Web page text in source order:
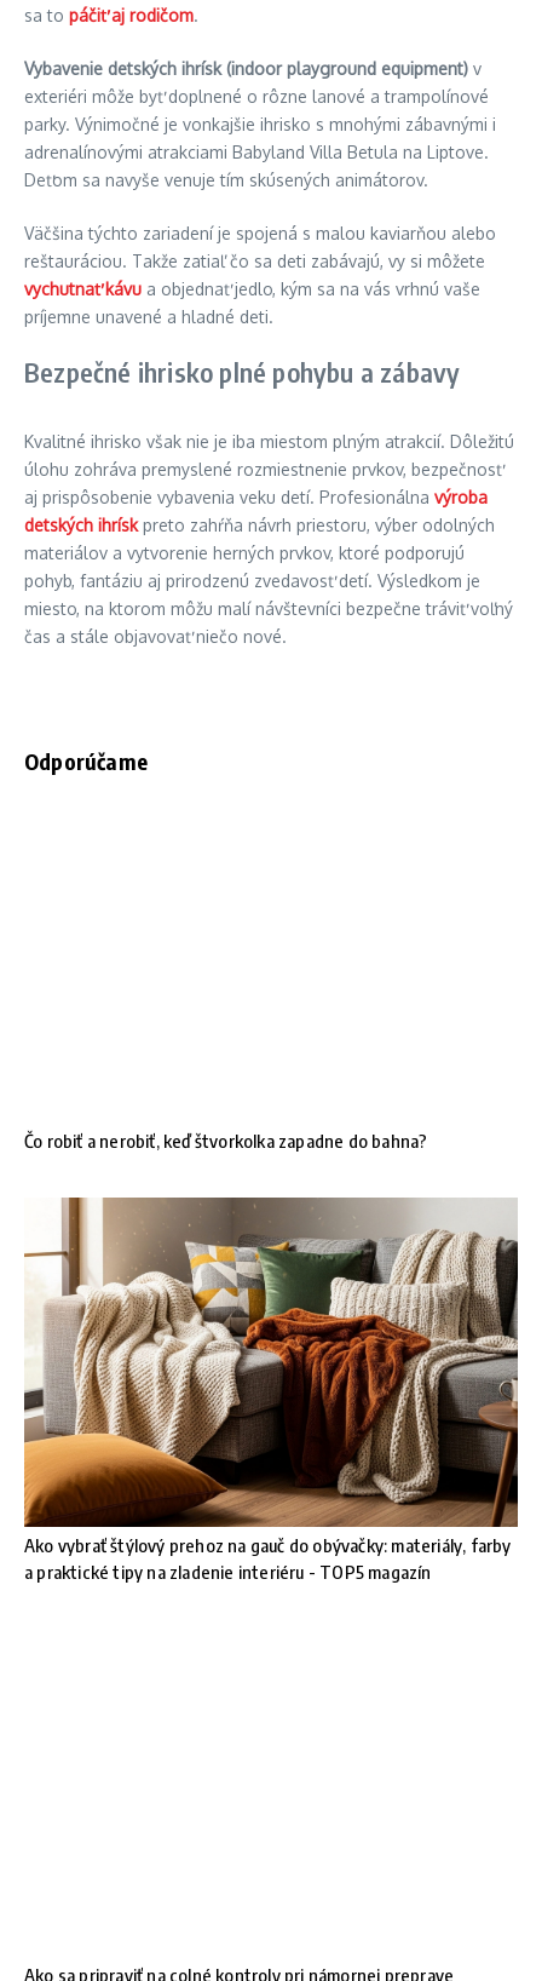
sa to páčiť aj rodičom.
Vybavenie detských ihrísk (indoor playground equipment) v
exteriéri môže byť doplnené o rôzne lanové a trampolínové
parky. Výnimočné je vonkajšie ihrisko s mnohými zábavnými i
adrenalínovými atrakciami Babyland Villa Betula na Liptove.
Deťom sa navyše venuje tím skúsených animátorov.
Väčšina týchto zariadení je spojená s malou kaviarňou alebo
reštauráciou. Takže zatiaľ čo sa deti zabávajú, vy si môžete
vychutnať kávu a objednať jedlo, kým sa na vás vrhnú vaše
príjemne unavené a hladné deti.
Bezpečné ihrisko plné pohybu a zábavy
Kvalitné ihrisko však nie je iba miestom plným atrakcií. Dôležitú
úlohu zohráva premyslené rozmiestnenie prvkov, bezpečnosť
aj prispôsobenie vybavenia veku detí. Profesionálna výroba
detských ihrískpreto zahŕňa návrh priestoru, výber odolných
materiálov a vytvorenie herných prvkov, ktoré podporujú
pohyb, fantáziu aj prirodzenú zvedavosť detí. Výsledkom je
miesto, na ktorom môžu malí návštevníci bezpečne tráviť voľný
čas a stále objavovať niečo nové.
Odporúčame
Čo robiť a nerobiť, keď štvorkolka zapadne do bahna?
Ako vybrať štýlový prehoz na gauč do obývačky: materiály, farby
a praktické tipy na zladenie interiéru - TOP5 magazín
Ako sa pripraviť na colné kontroly pri námornej preprave